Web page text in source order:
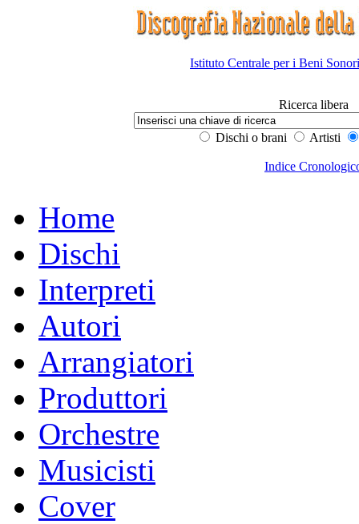
Istituto Centrale per i Beni
Ricerca libera
Dischi o brani Artisti
Indice
Home
Dischi
Interpreti
Autori
Arrangiatori
Produttori
Orchestre
Musicisti
Cover